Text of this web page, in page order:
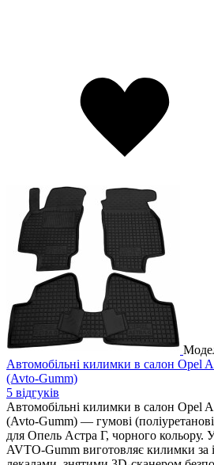
Автомобільні килимки в салон Opel
(Avto-Gumm)
5 відгуків
Автомобільні килимки в салон Opel
(Avto-Gumm) — гумові
для Опель Астра Г, чорного кольору.
AVTO-Gumm виготовляє килимки за